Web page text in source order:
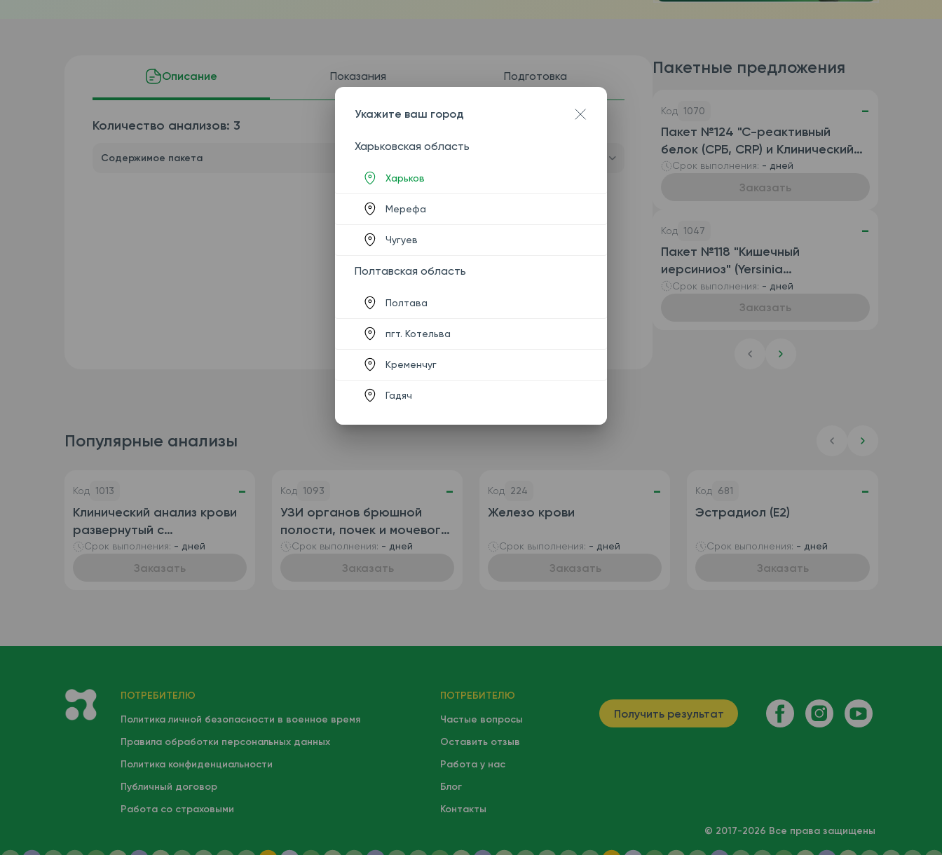
Описание Показания Подготовка
Количество анализов: 3
Содержимое пакета
Пакетные предложения
Код 1070 -
Пакет №124 "С-реактивный
белок (СРБ, CRP) и Клинический
анализ крови развернутый
(автоматизированный с СОЭ),
Срок выполнения: - дней
Заказать
Код 1047 -
Пакет №118 "Кишечный
иерсиниоз" (Yersinia
enterocolitica, антитела IgG и
антитела IgA)
Срок выполнения: - дней
Заказать
Популярные анализы
Код 1013 -
Клинический анализ крови
развернутый с
определением
ретикулоцитов
Срок выполнения: - дней
Заказать
Код 1093 -
УЗИ органов брюшной
полости, почек и мочевого
пузыря
Срок выполнения: - дней
Заказать
Код 224 -
Железо крови
Срок выполнения: - дней
Заказать
Код 681 -
Эстрадиол (Е2)
Срок выполнения: - дней
Заказать
ПОТРЕБИТЕЛЮ
ПОТРЕБИТЕЛЮ
Политика личной безопасности в военное время
Частые вопросы
Правила обработки персональных данных
Оставить отзыв
Политика конфиденциальности
Работа у нас
Публичный договор
Блог
Работа со страховыми
Контакты
Получить результат
© 2017-2026 Все права защищены
Укажите ваш город
Харьковская область
Харьков
Мерефа
Чугуев
Полтавская область
Полтава
пгт. Котельва
Кременчуг
Гадяч